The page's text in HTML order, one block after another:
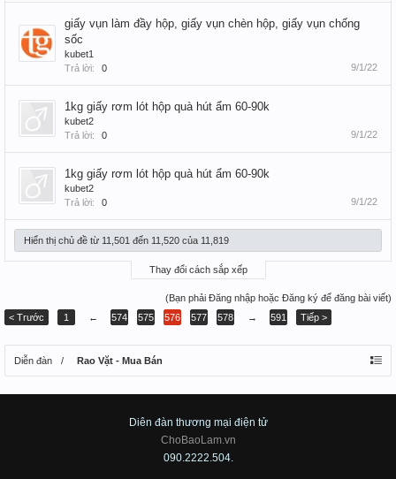
giấy vụn làm đầy hộp, giấy vụn chèn hộp, giấy vụn chống
sốc
kubet1
Trả lời:
0 9/1/22
1kg giấy rơm lót hộp quà hút ẩm 60-90k
kubet2
Trả lời:
0 9/1/22
1kg giấy rơm lót hộp quà hút ẩm 60-90k
kubet2
Trả lời:
0 9/1/22
Hiển thị chủ đề từ 11,501 đến 11,520 của 11,819
Thay đổi cách sắp xếp
(Bạn phải Đăng nhập hoặc Đăng ký để đăng bài viết)
< Trước
1 ← 574 575 576 577 578 → 591 Tiếp >
Diễn đàn Rao Vặt - Mua Bán
Diên đàn thương mại điện tử
ChoBaoLam.vn
090.2222.504.